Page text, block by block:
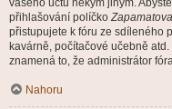
vašeho účtu někým jiným.
přihlašování políčko
přistupujete k fóru ze sdíleného
kavárně, počítačové učebně
znamená to, že administrátor
Nahoru